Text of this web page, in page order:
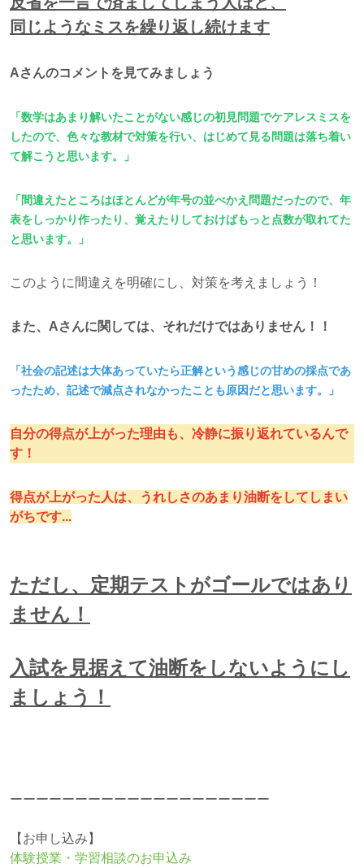
同じようなミスを繰り返し続けます
Aさんのコメントを見てみましょう
「数学はあまり解いたことがない感じの初見問題でケアレスミスを
したので、色々な教材で対策を行い、はじめて見る問題は落ち着い
て解こうと思います。」
「間違えたところはほとんどが年号の並べかえ問題だったので、年
表をしっかり作ったり、覚えたりしておけばもっと点数が取れてた
と思います。」
このように間違えを明確にし、対策を考えましょう！
また、Aさんに関しては、それだけではありません！！
「社会の記述は大体あっていたら正解という感じの甘めの採点であ
ったため、記述で減点されなかったことも原因だと思います。」
自分の得点が上がった理由も、冷静に振り返れているんで
す！
得点が上がった人は、うれしさのあまり油断をしてしまい
がちです...
ただし、定期テストがゴールではあり
ません！
入試を見据えて油断をしないようにし
ましょう！
ーーーーーーーーーーーーーーーーーーーー
【お申し込み】
体験授業・学習相談のお申込み